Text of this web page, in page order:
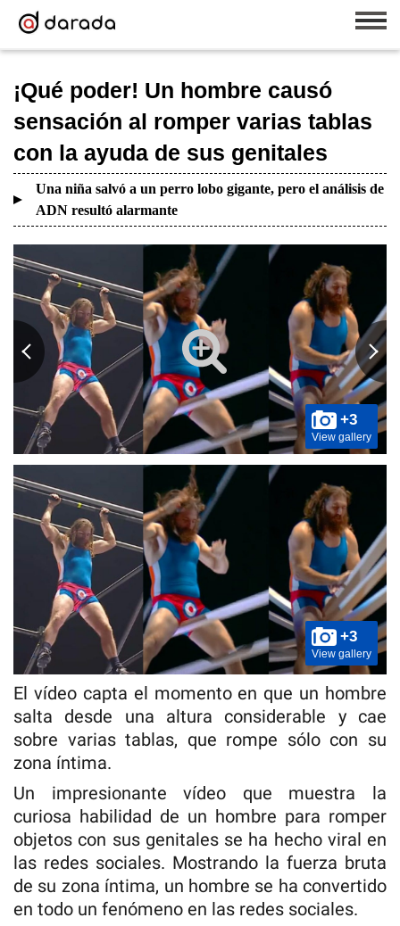
¡Qué poder! Un hombre causó
sensación al romper varias tablas
con la ayuda de sus genitales
Una niña salvó a un perro lobo gigante, pero el análisis de
ADN resultó alarmante
+3
View gallery
+3
View gallery
El vídeo capta el momento en que un hombre
salta desde una altura considerable y cae
sobre varias tablas, que rompe sólo con su
zona íntima.
Un impresionante vídeo que muestra la
curiosa habilidad de un hombre para romper
objetos con sus genitales se ha hecho viral en
las redes sociales. Mostrando la fuerza bruta
de su zona íntima, un hombre se ha convertido
en todo un fenómeno en las redes sociales.